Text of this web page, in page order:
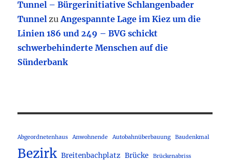
Tunnel – Bürgerinitiative Schlangenbader
Tunnel zuAngespannte Lage im Kiez um die
Linien 186 und 249 – BVG schickt
schwerbehinderte Menschen auf die
Sünderbank
Abgeordnetenhaus Anwohnende Autobahnüberbauung Baudenkmal
Bezirk Breitenbachplatz Brücke Brückenabriss